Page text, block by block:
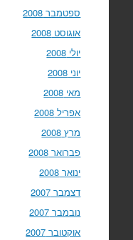
ספטמבר 2008
אוגוסט 2008
יולי 2008
יוני 2008
מאי 2008
אפריל 2008
מרץ 2008
פברואר 2008
ינואר 2008
דצמבר 2007
נובמבר 2007
אוקטובר 2007